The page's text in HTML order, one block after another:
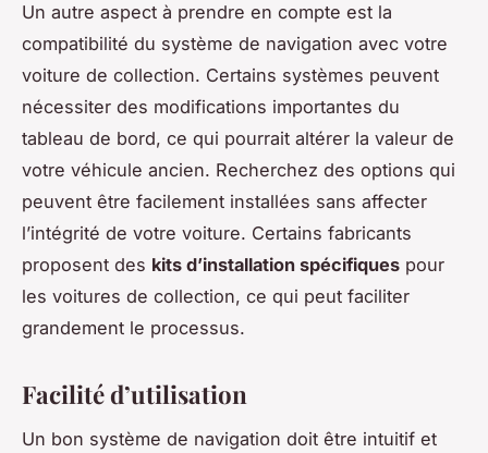
Un autre aspect à prendre en compte est la
compatibilité du système de navigation avec votre
voiture de collection. Certains systèmes peuvent
nécessiter des modifications importantes du
tableau de bord, ce qui pourrait altérer la valeur de
votre véhicule ancien. Recherchez des options qui
peuvent être facilement installées sans affecter
l’intégrité de votre voiture. Certains fabricants
proposent des kits d’installation spécifiques pour
les voitures de collection, ce qui peut faciliter
grandement le processus.
Facilité d’utilisation
Un bon système de navigation doit être intuitif et